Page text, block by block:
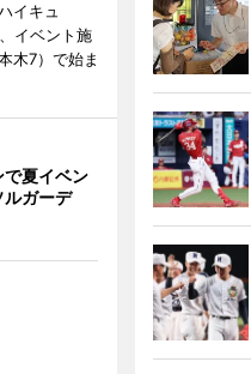
イキュ
イベント施
木7）で始ま
で夏イベン
ガーデ